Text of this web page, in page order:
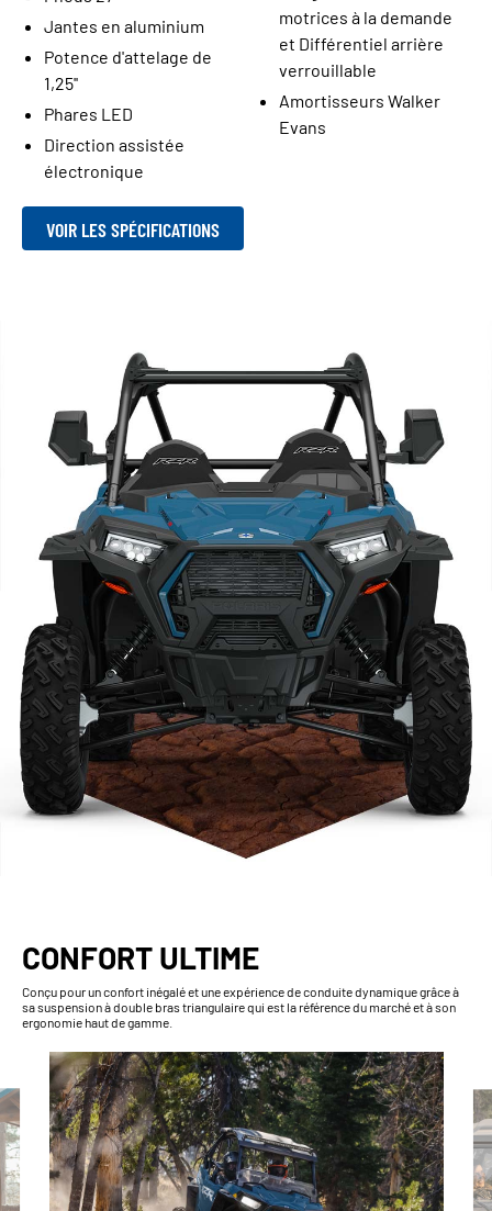
Jantes en aluminium
Potence d'attelage de
1,25''
Phares LED
Direction assistée
électronique
motrices à la demande
et Différentiel arrière
verrouillable
Amortisseurs Walker
Evans
VOIR LES SPÉCIFICATIONS
CONFORT ULTIME
Conçu pour un confort inégalé et une expérience de conduite dynamique grâce à
sa suspension à double bras triangulaire qui est la référence du marché et à son
ergonomie haut de gamme.